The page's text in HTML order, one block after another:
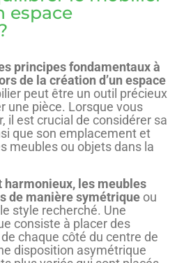
espace
principes fondamentaux à
de la création d’un espace
peut être un outil précieux
une pièce. Lorsque vous
il est crucial de considérer sa
que son emplacement et
meubles ou objets dans la
les meubles
de manière symétrique ou
style recherché. Une
consiste à placer des
chaque côté du centre de
disposition asymétrique